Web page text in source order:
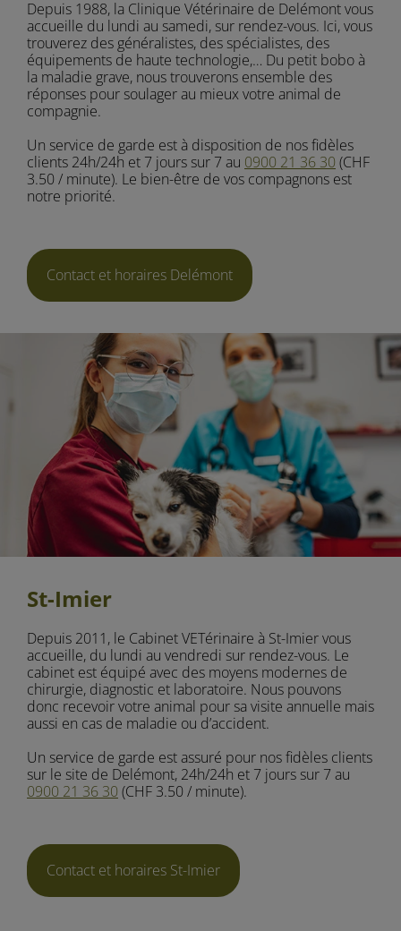
Depuis 1988, la Clinique Vétérinaire de Delémont vous
accueille du lundi au samedi, sur rendez-vous. Ici, vous
trouverez des généralistes, des spécialistes, des
équipements de haute technologie,… Du petit bobo à
la maladie grave, nous trouverons ensemble des
réponses pour soulager au mieux votre animal de
compagnie.
Un service de garde est à disposition de nos fidèles
clients 24h/24h et 7 jours sur 7 au 0900 21 36 30 (CHF
3.50 / minute). Le bien-être de vos compagnons est
notre priorité.
Contact et horaires Delémont
St-Imier
Depuis 2011, le Cabinet VETérinaire à St-Imier vous
accueille, du lundi au vendredi sur rendez-vous. Le
cabinet est équipé avec des moyens modernes de
chirurgie, diagnostic et laboratoire. Nous pouvons
donc recevoir votre animal pour sa visite annuelle mais
aussi en cas de maladie ou d’accident.
Un service de garde est assuré pour nos fidèles clients
sur le site de Delémont, 24h/24h et 7 jours sur 7 au
0900 21 36 30 (CHF 3.50 / minute).
Contact et horaires St-Imier